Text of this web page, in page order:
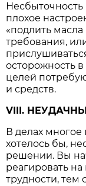
плохое
«подлить
требования,
осторожность
целей
и средств.
VIII.
В делах многое
хотелось бы,
решении. Вы
реагировать
трудности, тем